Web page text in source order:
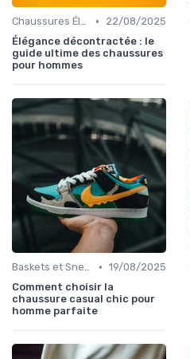
Chaussures Élégantes et de Cérémonie •
22/08/2025
Élégance décontractée : le
guide ultime des chaussures
pour hommes
Baskets et Sneakers • 19/08/2025
Comment choisir la
chaussure casual chic pour
homme parfaite